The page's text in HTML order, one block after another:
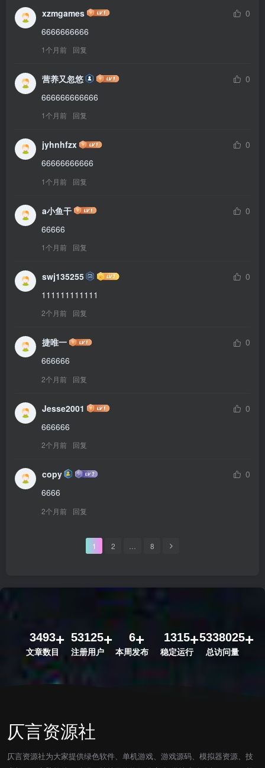
xzmgames
0
6666666666
1个月前 回复
营养又忽悠
0
666666666666
1个月前 回复
jyhnhfzx
0
66666666666
1个月前 回复
a小鱼干
0
66666
1个月前 回复
swj135255
0
111111111111
2个月前 回复
捷唯一
0
666666
2个月前 回复
Jesse2001
0
666666
2个月前 回复
copy
0
6666
2个月前 回复
1 2 8
3493
文章数目
53125
注册用户
6
本周发布
1315
稳定运行
5338025
总访问量
仄言资源社
仄言资源社为大家提供绿色软件、单机游戏、游戏源码、模拟器资源、技